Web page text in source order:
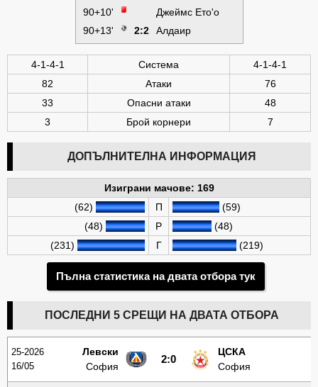
90+10'
Джеймс Ето'о
90+13'
2:2 Алдаир
4-1-4-1 Система
4-1-4-1
82
Атаки
76
33
Опасни атаки
48
3
Брой корнери 7
ДОПЪЛНИТЕЛНА ИНФОРМАЦИЯ
Изиграни мачове: 169
(62)
П
(59)
(48)
Р
(48)
(231)
Г (219)
Пълна статистика на двата отбора тук
ПОСЛЕДНИ 5 СРЕЩИ НА ДВАТА ОТБОРА
25-2026
16/05
Левски
София
2:0
ЦСКА
София